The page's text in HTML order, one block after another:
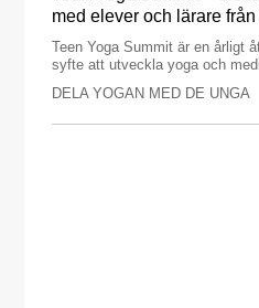
med elever och lärare
Teen Yoga Summit är en årligt
syfte att utveckla yoga och
DELA YOGAN MED DE UNGA